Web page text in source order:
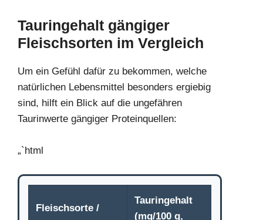
Tauringehalt gängiger
Fleischsorten im Vergleich
Um ein Gefühl dafür zu bekommen, welche
natürlichen Lebensmittel besonders ergiebig
sind, hilft ein Blick auf die ungefähren
Taurinwerte gängiger Proteinquellen:
„`html
Fleischsorte /
Tauringehalt
(mg/100 g,